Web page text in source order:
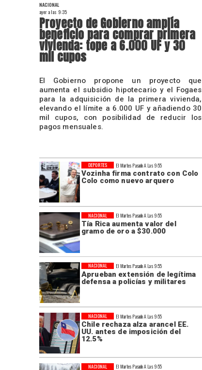
El Martes Pasado A Las 9:55
Vozinha firma contrato con Colo
Colo como nuevo arquero
DEPORTES
El Martes Pasado A Las 9:55
Tía Rica aumenta valor del
gramo de oro a $30.000
NACIONAL
El Martes Pasado A Las 9:55
Aprueban extensión de legítima
defensa a policías y militares
NACIONAL
El Martes Pasado A Las 9:55
Chile rechaza alza arancel EE.
UU. antes de imposición del
12.5%
NACIONAL
El Martes Pasado A Las 9:55
NACIONAL
NACIONAL
ayer a las 9:35
Proyecto de Gobierno amplía
beneficio para comprar primera
vivienda: tope a 6.000 UF y 30
mil cupos
El Gobierno propone un proyecto que
aumenta el subsidio hipotecario y el Fogaes
para la adquisición de la primera vivienda,
elevando el límite a 6.000 UF y añadiendo 30
mil cupos, con posibilidad de reducir los
pagos mensuales.